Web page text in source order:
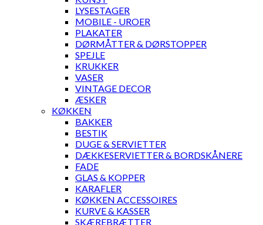
LYSESTAGER
MOBILE - UROER
PLAKATER
DØRMÅTTER & DØRSTOPPER
SPEJLE
KRUKKER
VASER
VINTAGE DECOR
ÆSKER
KØKKEN
BAKKER
BESTIK
DUGE & SERVIETTER
DÆKKESERVIETTER & BORDSKÅNERE
FADE
GLAS & KOPPER
KARAFLER
KØKKEN ACCESSOIRES
KURVE & KASSER
SKÆREBRÆTTER